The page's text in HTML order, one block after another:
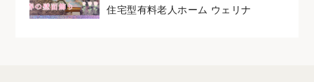
住宅型有料老人ホーム ウェリナ